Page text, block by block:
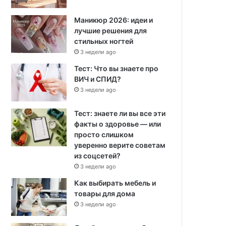
Маникюр 2026: идеи и
лучшие решения для
стильных ногтей
3 недели ago
Тест: Что вы знаете про
ВИЧ и СПИД?
3 недели ago
Тест: знаете ли вы все эти
факты о здоровье — или
просто слишком
уверенно верите советам
из соцсетей?
3 недели ago
Как выбирать мебель и
товары для дома
3 недели ago